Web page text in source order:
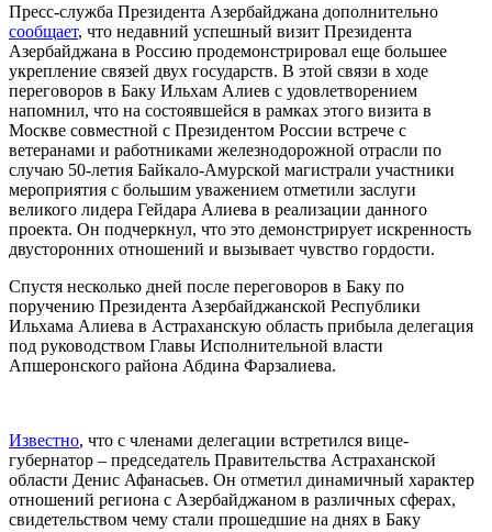
Пресс-служба Президента Азербайджана дополнительно
сообщает, что недавний успешный визит Президента
Азербайджана в Россию продемонстрировал еще большее
укрепление связей двух государств. В этой связи в ходе
переговоров в Баку Ильхам Алиев с удовлетворением
напомнил, что на состоявшейся в рамках этого визита в
Москве совместной с Президентом России встрече с
ветеранами и работниками железнодорожной отрасли по
случаю 50-летия Байкало-Амурской магистрали участники
мероприятия с большим уважением отметили заслуги
великого лидера Гейдара Алиева в реализации данного
проекта. Он подчеркнул, что это демонстрирует искренность
двусторонних отношений и вызывает чувство гордости.
Спустя несколько дней после переговоров в Баку по
поручению Президента Азербайджанской Республики
Ильхама Алиева в Астраханскую область прибыла делегация
под руководством Главы Исполнительной власти
Апшеронского района Абдина Фарзалиева.
Известно, что с членами делегации встретился вице-
губернатор – председатель Правительства Астраханской
области Денис Афанасьев. Он отметил динамичный характер
отношений региона с Азербайджаном в различных сферах,
свидетельством чему стали прошедшие на днях в Баку